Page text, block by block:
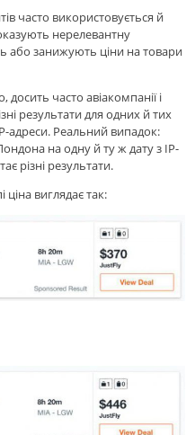
часто використовується й
нерелевантну
або занижують ціни на товари
часто авіакомпанії і
результати для одних й тих
адреси. Реальний випадок:
на одну й ту ж дату з IP-
різні результати.
ціна виглядає так: